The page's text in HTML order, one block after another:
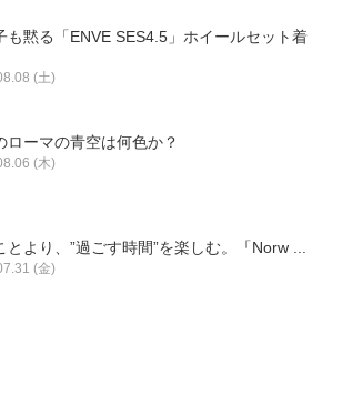
も黙る「ENVE SES4.5」ホイールセット着
(土)
ローマの青空は何色か？
(木)
とより、”過ごす時間”を楽しむ。「Norw ...
(金)